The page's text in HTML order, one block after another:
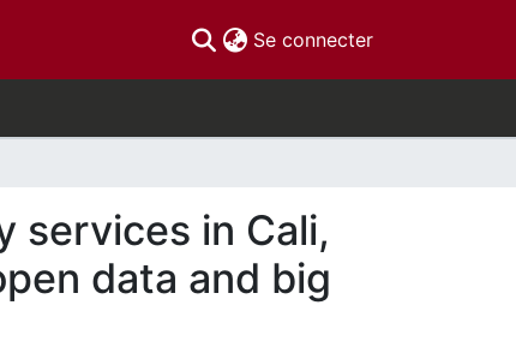
Se connecter(current)
services in Cali,
data and big